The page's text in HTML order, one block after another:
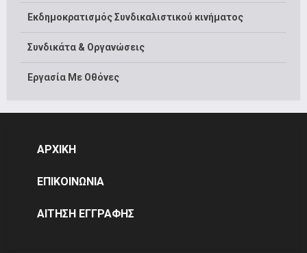
Εκδημοκρατισμός Συνδικαλιστικού κινήματος
Συνδικάτα & Οργανώσεις
Εργασία Με Οθόνες
ΑΡΧΙΚΗ
ΕΠΙΚΟΙΝΩΝΙΑ
ΑΙΤΗΣΗ ΕΓΓΡΑΦΗΣ